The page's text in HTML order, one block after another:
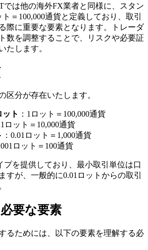
では他の海外FX業者と同様に、スタン
＝100,000通貨と定義しており、取引
際に重要な要素となります。トレーダ
数を調整することで、リスクや必要証
たします。
区分が存在いたします。
ト ：1ロット＝100,000通貨
ロット＝10,000通貨
：0.01ロット＝1,000通貨
ロット＝100通貨
プを提供しており、最小取引単位は口
すが、一般的に0.01ロットからの取引
要な要素
るためには、以下の要素を理解する必